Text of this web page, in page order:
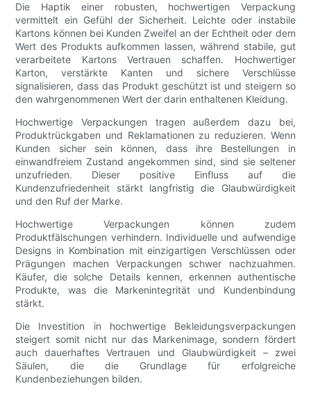
Die Haptik einer robusten, hochwertigen Verpackung
vermittelt ein Gefühl der Sicherheit. Leichte oder instabile
Kartons können bei Kunden Zweifel an der Echtheit oder dem
Wert des Produkts aufkommen lassen, während stabile, gut
verarbeitete Kartons Vertrauen schaffen. Hochwertiger
Karton, verstärkte Kanten und sichere Verschlüsse
signalisieren, dass das Produkt geschützt ist und steigern so
den wahrgenommenen Wert der darin enthaltenen Kleidung.
Hochwertige Verpackungen tragen außerdem dazu bei,
Produktrückgaben und Reklamationen zu reduzieren. Wenn
Kunden sicher sein können, dass ihre Bestellungen in
einwandfreiem Zustand angekommen sind, sind sie seltener
unzufrieden. Dieser positive Einfluss auf die
Kundenzufriedenheit stärkt langfristig die Glaubwürdigkeit
und den Ruf der Marke.
Hochwertige Verpackungen können zudem
Produktfälschungen verhindern. Individuelle und aufwendige
Designs in Kombination mit einzigartigen Verschlüssen oder
Prägungen machen Verpackungen schwer nachzuahmen.
Käufer, die solche Details kennen, erkennen authentische
Produkte, was die Markenintegrität und Kundenbindung
stärkt.
Die Investition in hochwertige Bekleidungsverpackungen
steigert somit nicht nur das Markenimage, sondern fördert
auch dauerhaftes Vertrauen und Glaubwürdigkeit – zwei
Säulen, die die Grundlage für erfolgreiche
Kundenbeziehungen bilden.